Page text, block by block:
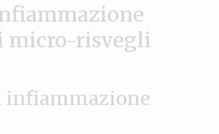
micro-risvegli
infiammazione